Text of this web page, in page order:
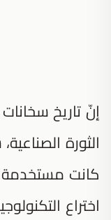
إنّ تاريخ
الثورة
كانت مستخدمة
اختراع